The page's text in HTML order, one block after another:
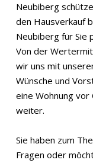
Neubiberg
den Hausverkauf
Neubiberg für Sie
Von der
wir uns mit
Wünsche und
eine Wohnung
weiter.
Sie haben zum
Fragen oder